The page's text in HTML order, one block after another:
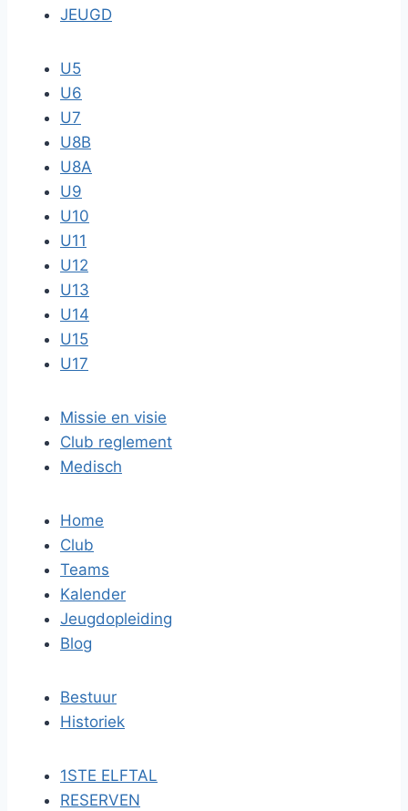
JEUGD
U5
U6
U7
U8B
U8A
U9
U10
U11
U12
U13
U14
U15
U17
Missie en visie
Club reglement
Medisch
Home
Club
Teams
Kalender
Jeugdopleiding
Blog
Bestuur
Historiek
1STE ELFTAL
RESERVEN